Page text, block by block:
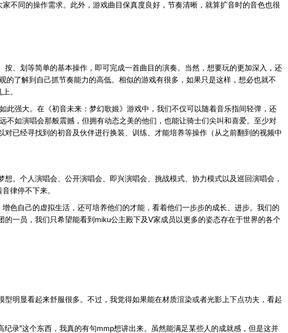
不同的操作需求。此外，游戏曲目保真度良好，节奏清晰，就算扩音时的音色也很
、划等简单的基本操作，即可完成一首曲目的演奏。当然，想要玩的更加深入，还
了解到自己抓节奏能力的高低。相似的游戏有很多，如果只是这样，想必也就不
。
强大。在《初音未来：梦幻歌姬》游戏中，我们不仅可以随着音乐指间轻弹，还
如演唱会那般震撼，但拥有动态之美的他们，也能让骑士们尖叫和喜爱。至少对
已经寻找到的初音及伙伴进行换装、训练、才能培养等操作（从之前翻到的视频中
。个人演唱会、公开演唱会、即兴演唱会、挑战模式、协力模式以及巡回演唱会，
律停不下来。
色自己的虚拟生活，还可培养他们的才能，看着他们一步步的成长、进步。我们的
一员，我们只希望能看到miku公主殿下及V家成员以更多的姿态存在于世界的各个
明显看起来舒服很多。不过，我觉得如果能在材质渲染或者光影上下点功夫，看起
录”这个东西，我真的有句mmp想讲出来。虽然能满足某些人的成就感，但是这并